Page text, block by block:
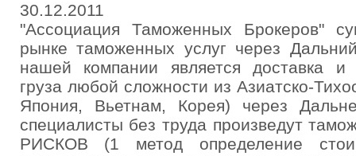
30.12.2011
"Ассоциация Таможенных Брокеров"
рынке таможенных услуг через
нашей компании является доставка
груза любой сложности из Азиатско-
Япония, Вьетнам, Корея) через
специалисты без труда произведут
РИСКОВ (1 метод определение